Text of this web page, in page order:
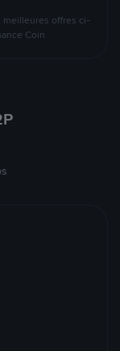
meilleures offres ci-
Coin